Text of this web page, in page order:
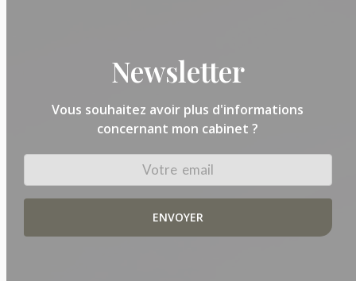
Newsletter
Vous souhaitez avoir plus d'informations
concernant mon cabinet ?